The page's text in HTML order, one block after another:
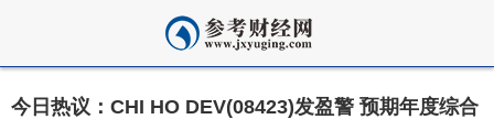
今日热议：CHI HO DEV(08423)发盈警 预期年度综合